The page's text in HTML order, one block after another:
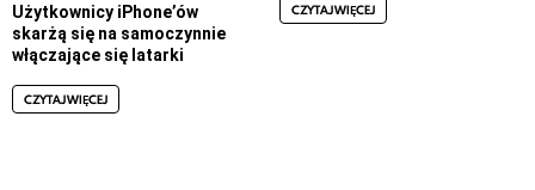
Użytkownicy iPhone’ów
skarżą się na samoczynnie
włączające się latarki
CZYTAJ WIĘCEJ
CZYTAJ WIĘCEJ